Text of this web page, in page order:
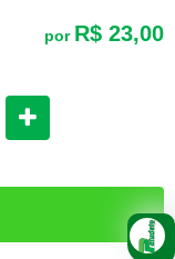
por R$ 23,00